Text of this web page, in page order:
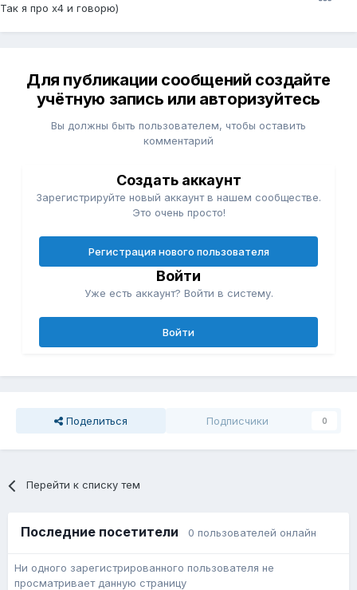
Так я про х4 и говорю)
Для публикации сообщений создайте
учётную запись или авторизуйтесь
Вы должны быть пользователем, чтобы оставить
комментарий
Создать аккаунт
Зарегистрируйте новый аккаунт в нашем сообществе.
Это очень просто!
Регистрация нового пользователя
Войти
Уже есть аккаунт? Войти в систему.
Войти
Поделиться Подписчики 0
Перейти к списку тем
Последние посетители 0 пользователей онлайн
Ни одного зарегистрированного пользователя не
просматривает данную страницу